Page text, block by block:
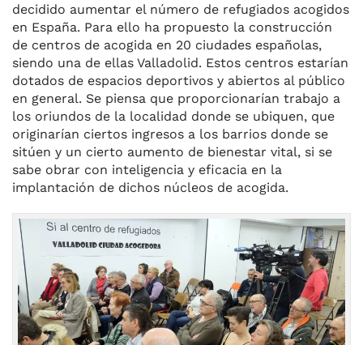
decidido aumentar el número de refugiados acogidos
en España. Para ello ha propuesto la construcción
de centros de acogida en 20 ciudades españolas,
siendo una de ellas Valladolid. Estos centros estarían
dotados de espacios deportivos y abiertos al público
en general. Se piensa que proporcionarían trabajo a
los oriundos de la localidad donde se ubiquen, que
originarían ciertos ingresos a los barrios donde se
sitúen y un cierto aumento de bienestar vital, si se
sabe obrar con inteligencia y eficacia en la
implantación de dichos núcleos de acogida.